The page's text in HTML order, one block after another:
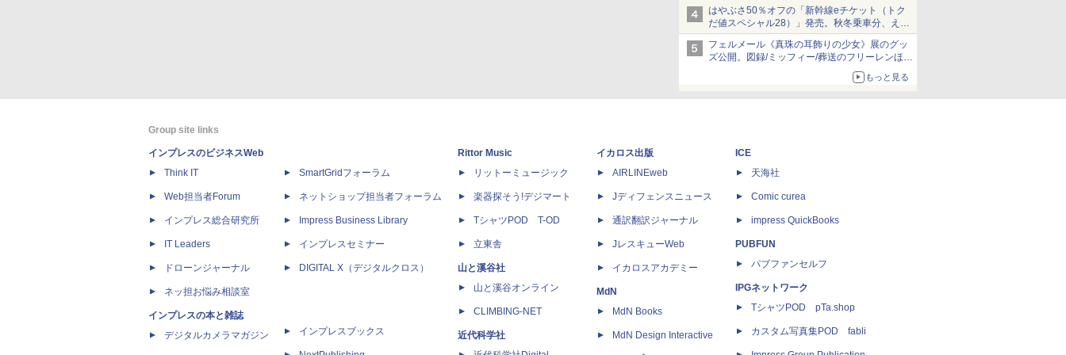
はやぶさ50％オフの「新幹線eチケット（トク
だ値スペシャル28）」発売。秋冬乗車分、えき
ねっと限定
フェルメール《真珠の耳飾りの少女》展のグッ
ズ公開。図録/ミッフィー/葬送のフリーレンほ
もっと見る
Group site links
インプレスのビジネスWeb
Think IT
Web担当者Forum
インプレス総合研究所
IT Leaders
ドローンジャーナル
ネッ担お悩み相談室
インプレスの本と雑誌
デジタルカメラマガジン
SmartGridフォーラム
ネットショップ担当者フォーラム
Impress Business Library
インプレスセミナー
DIGITAL X（デジタルクロス）
インプレスブックス
Rittor Music
リットーミュージック
楽器探そう!デジマート
TシャツPOD T-OD
立東舎
山と溪谷社
山と溪谷オンライン
CLIMBING-NET
近代科学社
イカロス出版
AIRLINEweb
Jディフェンスニュース
通訳翻訳ジャーナル
JレスキューWeb
イカロスアカデミー
MdN
MdN Books
MdN Design Interactive
ICE
天海社
Comic curea
impress QuickBooks
PUBFUN
パブファンセルフ
IPGネットワーク
TシャツPOD pTa.shop
カスタム写真集POD fabli